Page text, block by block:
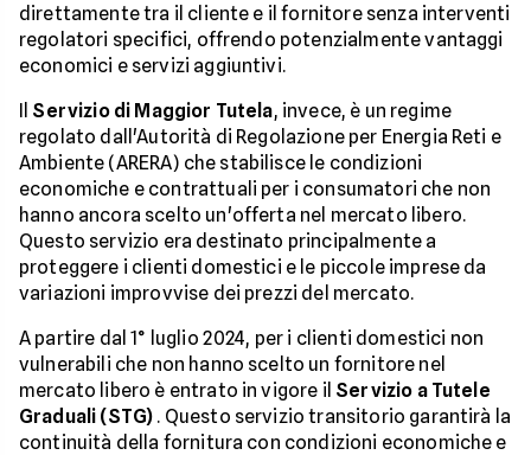
direttamente tra il cliente e il fornitore senza interventi
regolatori specifici, offrendo potenzialmente vantaggi
economici e servizi aggiuntivi.
Il Servizio di Maggior Tutela, invece, è un regime
regolato dall'Autorità di Regolazione per Energia Reti e
Ambiente (ARERA) che stabilisce le condizioni
economiche e contrattuali per i consumatori che non
hanno ancora scelto un'offerta nel mercato libero.
Questo servizio era destinato principalmente a
proteggere i clienti domestici e le piccole imprese da
variazioni improvvise dei prezzi del mercato.
A partire dal 1° luglio 2024, per i clienti domestici non
vulnerabili che non hanno scelto un fornitore nel
mercato libero è entrato in vigore il Servizio a Tutele
Graduali (STG) . Questo servizio transitorio garantirà la
continuità della fornitura con condizioni economiche e